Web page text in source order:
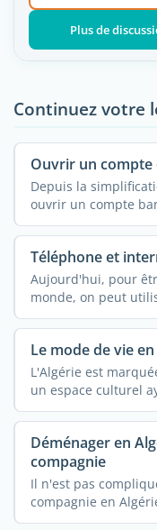
Plus de
Continuez votre
Ouvrir un compte
Depuis la
ouvrir un compte
Téléphone et
Aujourd'hui, pour
monde, on peut
Le mode de vie
L'Algérie est
un espace culturel
Déménager en
compagnie
Il n'est pas
compagnie en